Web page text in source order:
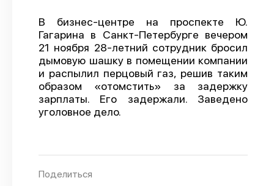
Трудовые конфликты
Отчеты
Предложить публикацию
Справочник
В бизнес-центре на проспекте Ю.
Гагарина в Санкт-Петербурге вечером
21 ноября 28-летний сотрудник бросил
дымовую шашку в помещении компании
и распылил перцовый газ, решив таким
образом «отомстить» за задержку
зарплаты. Его задержали. Заведено
уголовное дело.
Поделиться